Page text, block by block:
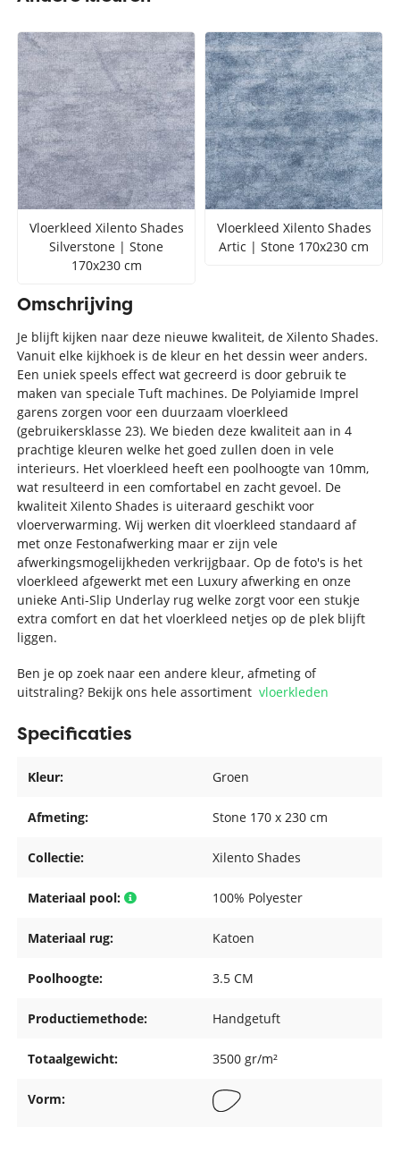
Vloerkleed Xilento Shades
Silverstone | Stone
170x230 cm
Vloerkleed Xilento Shades
Artic | Stone 170x230 cm
Omschrijving
Je blijft kijken naar deze nieuwe kwaliteit, de Xilento Shades.
Vanuit elke kijkhoek is de kleur en het dessin weer anders.
Een uniek speels effect wat gecreerd is door gebruik te
maken van speciale Tuft machines. De Polyiamide Imprel
garens zorgen voor een duurzaam vloerkleed
(gebruikersklasse 23). We bieden deze kwaliteit aan in 4
prachtige kleuren welke het goed zullen doen in vele
interieurs. Het vloerkleed heeft een poolhoogte van 10mm,
wat resulteerd in een comfortabel en zacht gevoel. De
kwaliteit Xilento Shades is uiteraard geschikt voor
vloerverwarming. Wij werken dit vloerkleed standaard af
met onze Festonafwerking maar er zijn vele
afwerkingsmogelijkheden verkrijgbaar. Op de foto's is het
vloerkleed afgewerkt met een Luxury afwerking en onze
unieke Anti-Slip Underlay rug welke zorgt voor een stukje
extra comfort en dat het vloerkleed netjes op de plek blijft
liggen.
Ben je op zoek naar een andere kleur, afmeting of
uitstraling? Bekijk ons hele assortimentvloerkleden
Specificaties
Kleur: Groen
Afmeting: Stone 170 x 230 cm
Collectie: Xilento Shades
Materiaal pool: 100% Polyester
Materiaal rug: Katoen
Poolhoogte: 3.5 CM
Productiemethode: Handgetuft
Totaalgewicht: 3500 gr/m²
Vorm: